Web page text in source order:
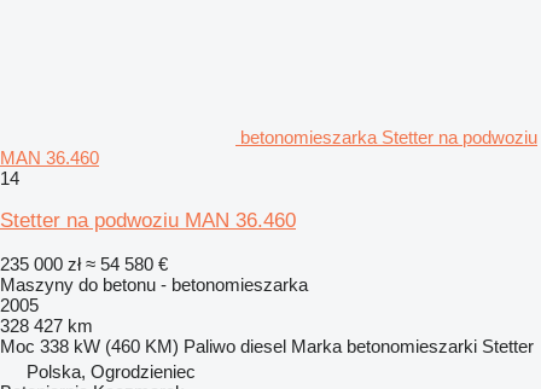
betonomieszarka Stetter na podwoziu
MAN 36.460
14
Stetter na podwoziu MAN 36.460
235 000 zł ≈ 54 580 €
Maszyny do betonu - betonomieszarka
2005
328 427 km
Moc 338 kW (460 KM) Paliwo diesel Marka betonomieszarki Stetter
Polska, Ogrodzieniec